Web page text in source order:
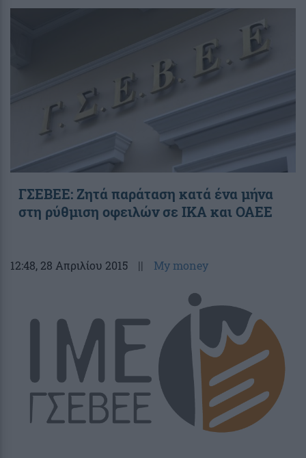
ΓΣΕΒΕΕ: Ζητά παράταση κατά ένα μήνα
στη ρύθμιση οφειλών σε ΙΚΑ και ΟΑΕΕ
12:48, 28 Απριλίου 2015 || My money